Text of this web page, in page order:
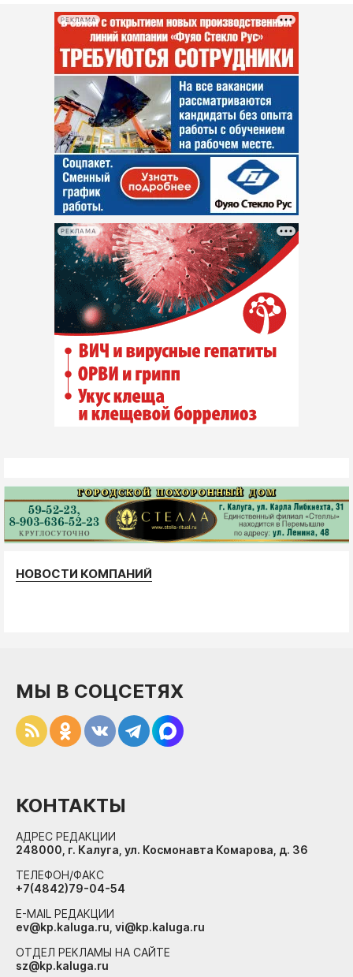
РЕКЛАМА
РЕКЛАМА
НОВОСТИ КОМПАНИЙ
МЫ В СОЦСЕТЯХ
КОНТАКТЫ
АДРЕС РЕДАКЦИИ
248000, г. Калуга, ул. Космонавта Комарова, д. 36
ТЕЛЕФОН/ФАКС
+7(4842)79-04-54
E-MAIL РЕДАКЦИИ
ev@kp.kaluga.ru, vi@kp.kaluga.ru
ОТДЕЛ РЕКЛАМЫ НА САЙТЕ
sz@kp.kaluga.ru